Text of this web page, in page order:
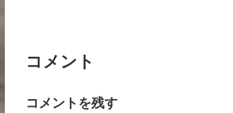
コメント
コメントを残す